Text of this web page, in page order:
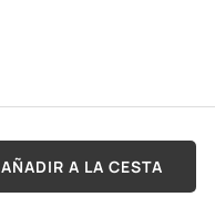
AÑADIR A LA CESTA